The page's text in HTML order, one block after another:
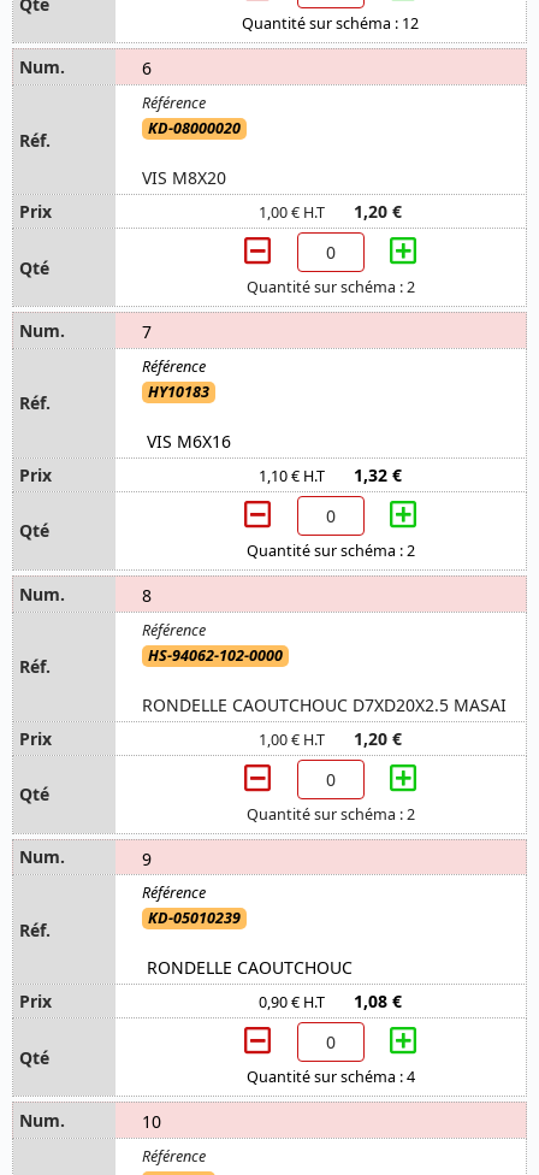
Quantité sur schéma : 12
6
KD-08000020
VIS M8X20
1,00 € H.T 1,20 €
Quantité sur schéma : 2
7
HY10183
VIS M6X16
1,10 € H.T 1,32 €
Quantité sur schéma : 2
8
HS-94062-102-0000
RONDELLE CAOUTCHOUC D7XD20X2.5 MASAI
1,00 € H.T 1,20 €
Quantité sur schéma : 2
9
KD-05010239
RONDELLE CAOUTCHOUC
0,90 € H.T 1,08 €
Quantité sur schéma : 4
10